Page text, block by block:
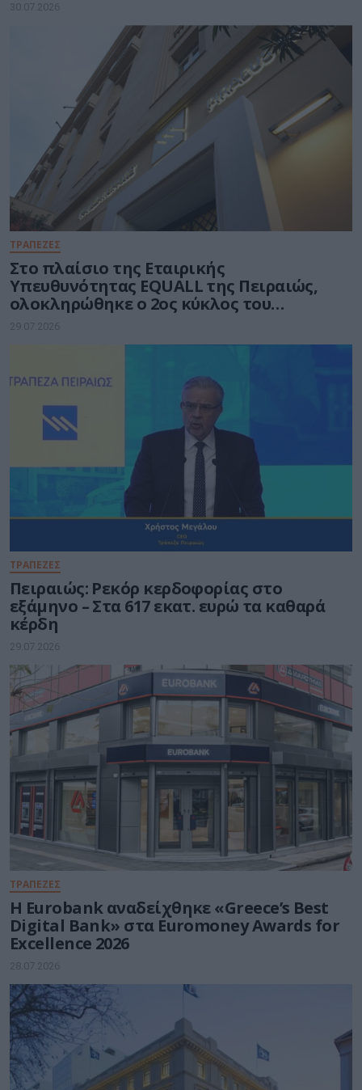
30.07.2026
ΤΡΑΠΕΖΕΣ
Στο πλαίσιο της Εταιρικής
Υπευθυνότητας EQUALL της Πειραιώς,
ολοκληρώθηκε ο 2ος κύκλος του
προγράμματος GenAI Empowered
29.07.2026
ΤΡΑΠΕΖΕΣ
Πειραιώς: Ρεκόρ κερδοφορίας στο
εξάμηνο – Στα 617 εκατ. ευρώ τα καθαρά
κέρδη
29.07.2026
ΤΡΑΠΕΖΕΣ
Η Eurobank αναδείχθηκε «Greece’s Best
Digital Bank» στα Euromoney Awards for
Excellence 2026
28.07.2026